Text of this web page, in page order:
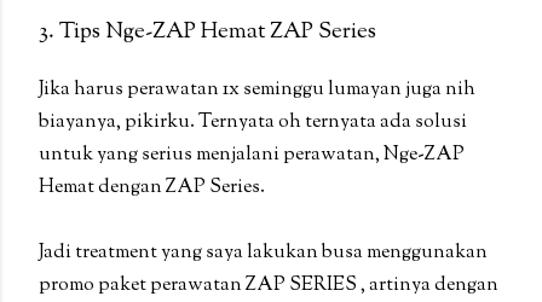
3. Tips Nge-ZAP Hemat ZAP Series
Jika harus perawatan 1x seminggu lumayan juga nih
biayanya, pikirku. Ternyata oh ternyata ada solusi
untuk yang serius menjalani perawatan, Nge-ZAP
Hemat dengan ZAP Series.
Jadi treatment yang saya lakukan busa menggunakan
promo paket perawatan ZAP SERIES , artinya dengan